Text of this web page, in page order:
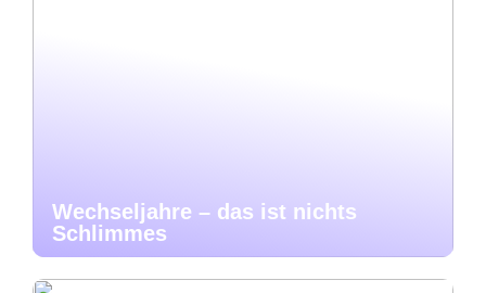
Wechseljahre – das ist nichts
Schlimmes